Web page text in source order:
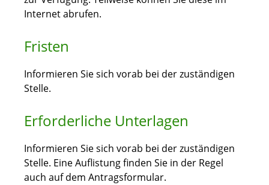
Internet abrufen.
Fristen
Informieren Sie sich vorab bei der zuständigen
Stelle.
Erforderliche Unterlagen
Informieren Sie sich vorab bei der zuständigen
Stelle. Eine Auflistung finden Sie in der Regel
auch auf dem Antragsformular.